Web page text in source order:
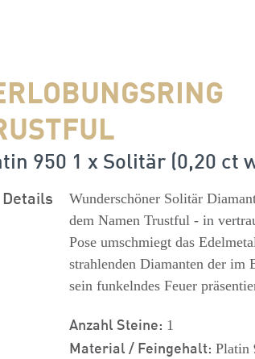
950 1 x Solitär (0,20 ct
Details
Wunderschöner Solitär
dem Namen Trustful - in
Pose umschmiegt das
strahlenden Diamanten der
sein funkelndes Feuer
Anzahl Steine: 1
Material / Feingehalt: Platin